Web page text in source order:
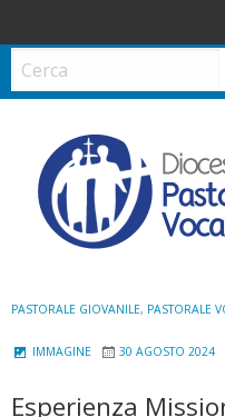
k
p
PASTORALE GIOVANILE, PASTORALE
IMMAGINE 30 AGOSTO 2024
Esperienza